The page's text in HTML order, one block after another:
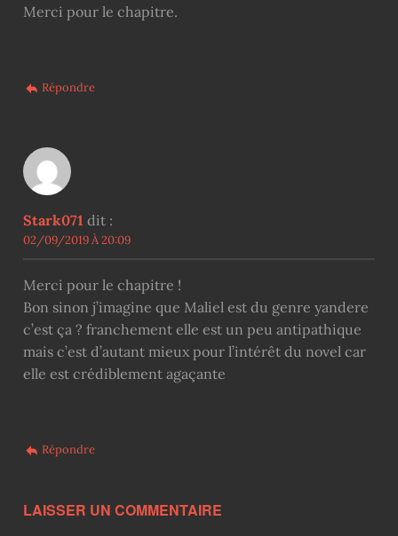
Merci pour le chapitre.
Répondre
Stark071 dit :
02/09/2019 À 20:09
Merci pour le chapitre !
Bon sinon j’imagine que Maliel est du genre yandere
c’est ça ? franchement elle est un peu antipathique
mais c’est d’autant mieux pour l’intérêt du novel car
elle est crédiblement agaçante
Répondre
LAISSER UN COMMENTAIRE